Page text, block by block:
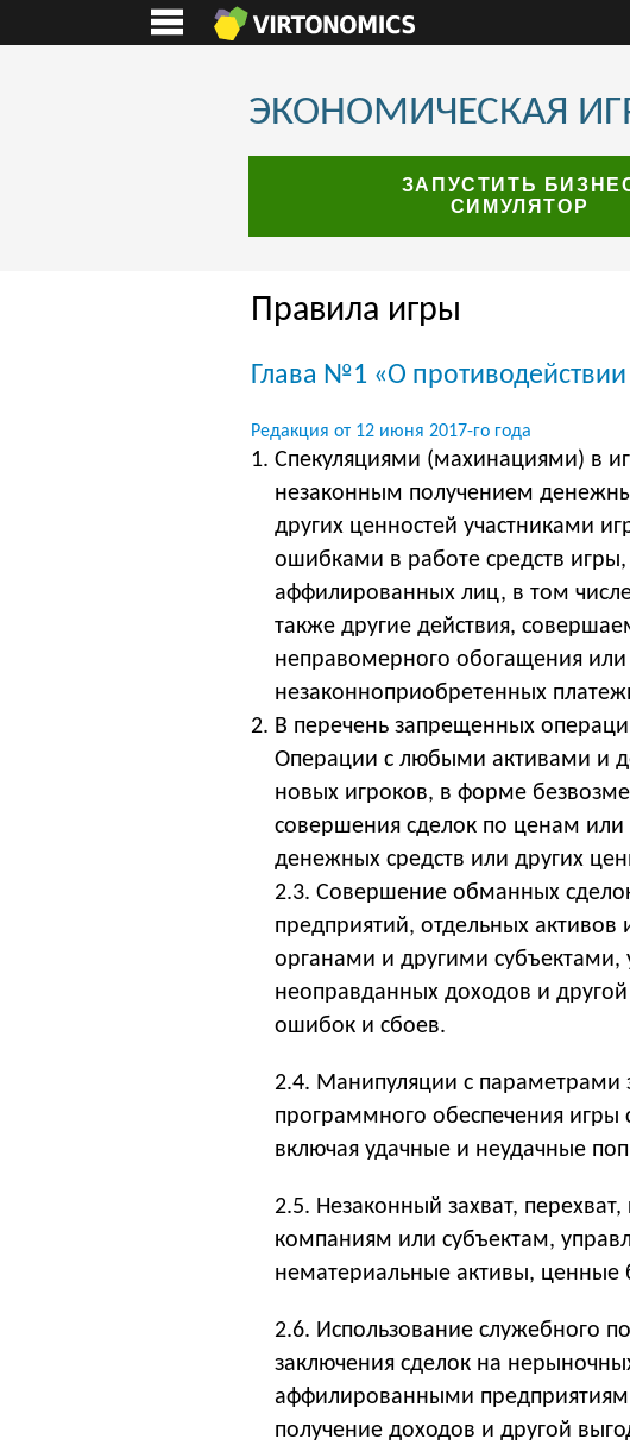
ЭКОНОМИЧЕСКАЯ
ЗАПУСТИТЬ
СИМУЛЯТОР
Правила игры
Глава №1 «О
Редакция от 12 июня 2017-го года
Спекуляциями (махинациями) в
незаконным получением
других ценностей участниками
ошибками в работе средств
аффилированных лиц, в том
также другие действия,
неправомерного обогащения или
незаконноприобретенных
В перечень запрещенных
Операции с любыми активами и
новых игроков, в форме
совершения сделок по ценам
денежных средств или других
2.3. Совершение обманных
предприятий, отдельных
органами и другими
неоправданных доходов и
ошибок и сбоев.
2.4. Манипуляции с параметрами
программного обеспечения
включая удачные и неудачные
2.5. Незаконный захват,
компаниям или субъектам,
нематериальные активы, ценные
2.6. Использование служебного
заключения сделок на
аффилированными
получение доходов и другой